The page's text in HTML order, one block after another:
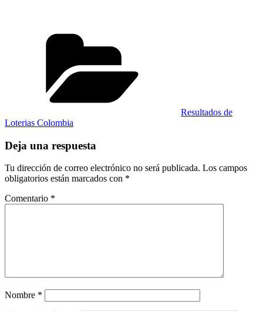
Resultados de
Loterias Colombia
Deja una respuesta
Tu dirección de correo electrónico no será publicada. Los campos
obligatorios están marcados con *
Comentario *
Nombre *